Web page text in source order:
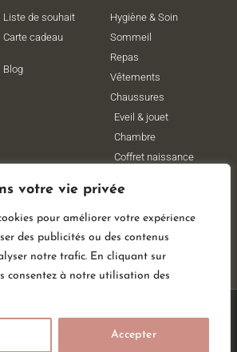
votre vie privée
pour améliorer votre expérience
des publicités ou des contenus
notre trafic. En cliquant sur
consentez à notre utilisation des
Accepter
Liste de souhait
Carte cadeau
Blog
Hygiène & Soin
Sommeil
Repas
Vêtements
Chaussures
Eveil & jouet
Chambre
Coffret naissance
Vêtements de
grossesse
Lithothérapie
Poussettes
© All Rights Reserved
By Web Coast